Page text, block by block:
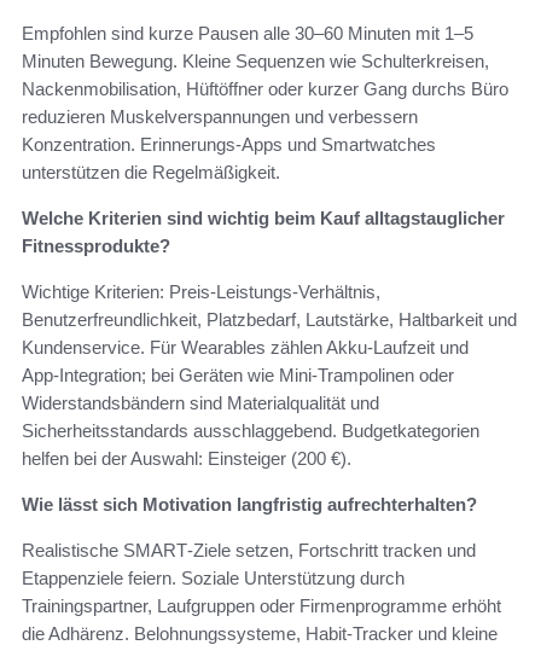
Empfohlen sind kurze Pausen alle 30–60 Minuten mit 1–5
Minuten Bewegung. Kleine Sequenzen wie Schulterkreisen,
Nackenmobilisation, Hüftöffner oder kurzer Gang durchs Büro
reduzieren Muskelverspannungen und verbessern
Konzentration. Erinnerungs‑Apps und Smartwatches
unterstützen die Regelmäßigkeit.
Welche Kriterien sind wichtig beim Kauf alltagstauglicher
Fitnessprodukte?
Wichtige Kriterien: Preis‑Leistungs‑Verhältnis,
Benutzerfreundlichkeit, Platzbedarf, Lautstärke, Haltbarkeit und
Kundenservice. Für Wearables zählen Akku‑Laufzeit und
App‑Integration; bei Geräten wie Mini‑Trampolinen oder
Widerstandsbändern sind Materialqualität und
Sicherheitsstandards ausschlaggebend. Budgetkategorien
helfen bei der Auswahl: Einsteiger (200 €).
Wie lässt sich Motivation langfristig aufrechterhalten?
Realistische SMART‑Ziele setzen, Fortschritt tracken und
Etappenziele feiern. Soziale Unterstützung durch
Trainingspartner, Laufgruppen oder Firmenprogramme erhöht
die Adhärenz. Belohnungssysteme, Habit‑Tracker und kleine